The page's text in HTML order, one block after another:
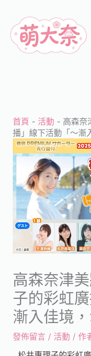
首頁 - 活動 - 高森奈
播」線下活動「～漸
高森奈津
子的彩虹
漸入佳境，
發佈留言 / 活動 / 作